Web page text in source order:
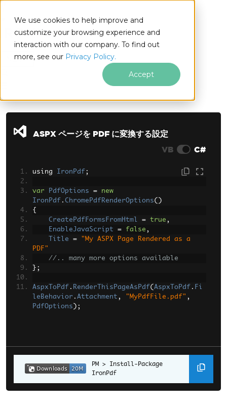
We use cookies to help improve and
customize your browsing experience and
interaction with our company. To find out
more, see our Privacy Policy.
Accept
.NET
フッターコンテンツにスキップ
ASPX ページを PDF に変換する設定
VB
C#
using IronPdf ;
var PdfOptions =
new
IronPdf . ChromePdfRenderOptions()
{
CreatePdfFormsFromHtml
= true ,
EnableJavaScript
= false ,
Title
=
"My ASPX Page Rendered as a
PDF"
//.. many more options available
};
AspxToPdf . RenderThisPageAsPdf( AspxToPdf . Fi
leBehavior . Attachment , "MyPdfFile.pdf" ,
PdfOptions );
Install-Package
IronPdf